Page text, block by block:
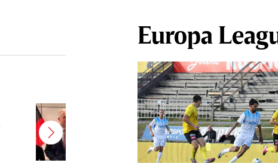
După ce au refuzat să cânte imnul
naţional şi au fugit din ţara lor,
două foste jucătoare iraniene au
primit cetăţenia australiană
Europa